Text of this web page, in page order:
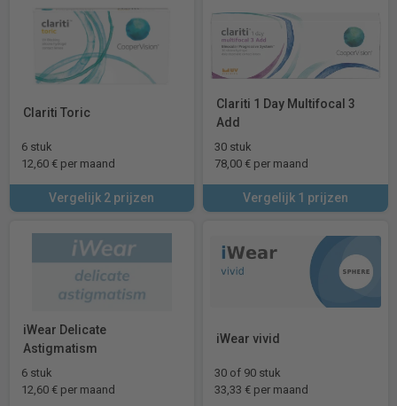
Clariti Toric
6 stuk
12,60 € per maand
Vergelijk 2 prijzen
Clariti 1 Day Multifocal 3
Add
30 stuk
78,00 € per maand
Vergelijk 1 prijzen
iWear Delicate
Astigmatism
6 stuk
12,60 € per maand
iWear vivid
30 of 90 stuk
33,33 € per maand